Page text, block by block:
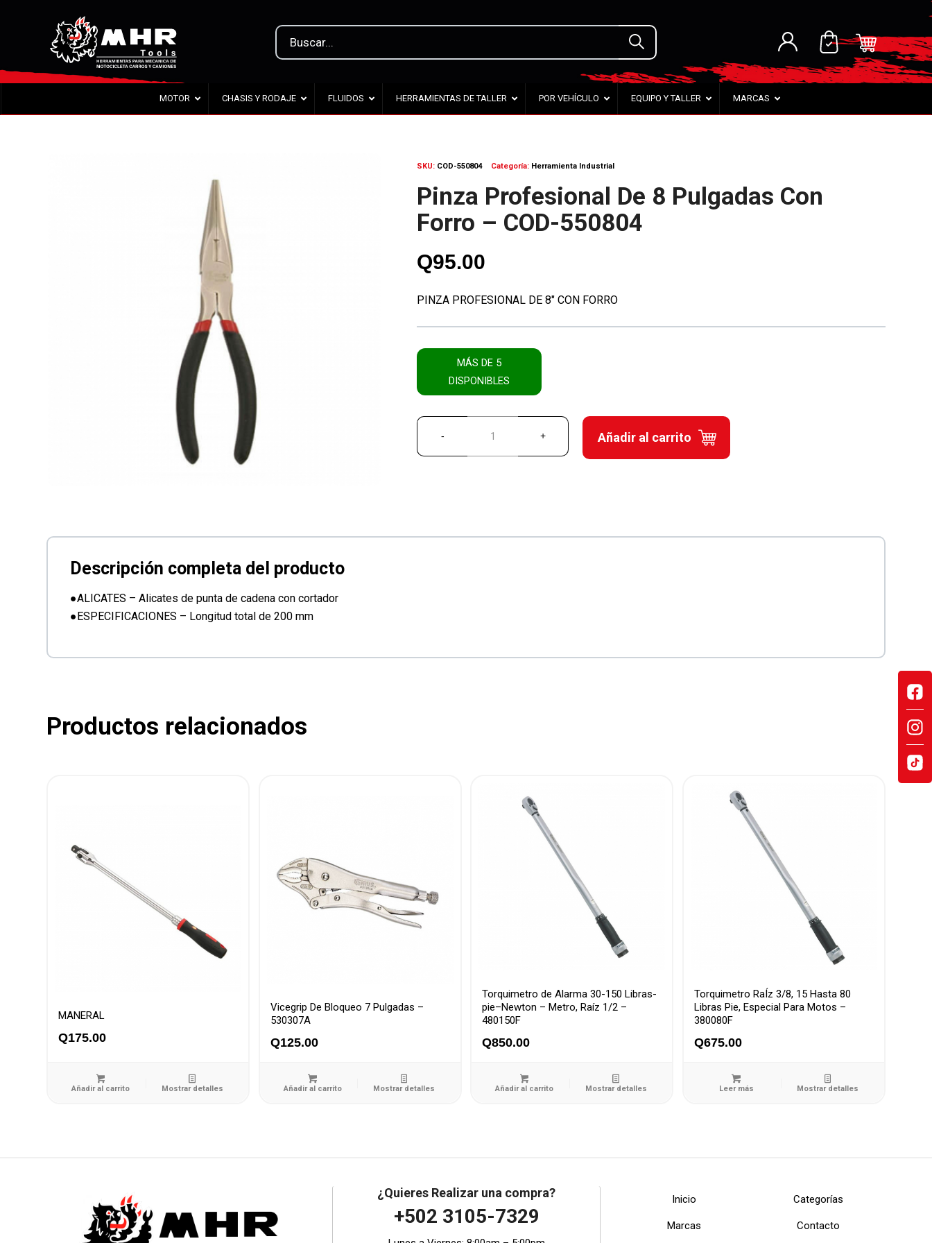
MOTOR CHASIS Y RODAJE FLUIDOS HERRAMIENTAS DE TALLER POR VEHÍCULO EQUIPO Y TALLER MARCAS
SKU: COD-550804 Categoría: Herramienta Industrial
Pinza Profesional De 8 Pulgadas Con
Forro – COD-550804
Q95.00
PINZA PROFESIONAL DE 8″ CON FORRO
MÁS DE 5
DISPONIBLES
Añadir al carrito
●ALICATES – Alicates de punta de cadena con cortador
●ESPECIFICACIONES – Longitud total de 200 mm
Productos relacionados
MANERAL
Q175.00
Añadir al carrito Mostrar detalles
Vicegrip De Bloqueo 7 Pulgadas –
530307A
Q125.00
Añadir al carrito Mostrar detalles
Torquimetro de Alarma 30-150 Libras-
pie–Newton – Metro, Raíz 1/2 –
480150F
Q850.00
Añadir al carrito Mostrar detalles
Torquimetro RaÍz 3/8, 15 Hasta 80
Libras Pie, Especial Para Motos –
380080F
Q675.00
Leer más Mostrar detalles
¿Quieres Realizar una compra?
+502 3105-7329
Inicio Categorías
Marcas Contacto